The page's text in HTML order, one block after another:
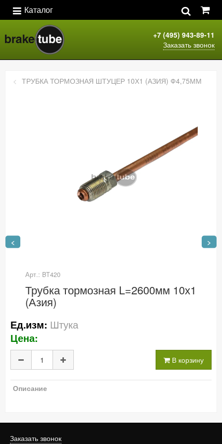
Каталог
+7 (495) 943-89-11
Заказать звонок
< >
ТРУБКА ТОРМОЗНАЯ ШТУЦЕР 10Х1 (АЗИЯ) Ф4,75ММ
Арт.: BT420
Трубка тормозная L=2600мм 10х1
(Азия)
Ед.изм: Штука
Цена:
В корзину
Описание
Заказать звонок